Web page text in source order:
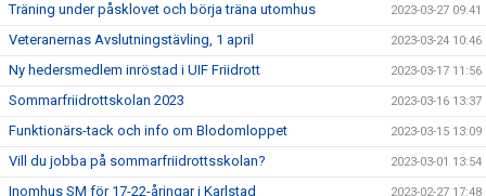
Träning under påsklovet och börja träna utomhus 2023-03-27 09:41
Veteranernas Avslutningstävling, 1 april 2023-03-24 10:46
Ny hedersmedlem inröstad i UIF Friidrott 2023-03-17 11:56
Sommarfriidrottskolan 2023 2023-03-16 13:37
Funktionärs-tack och info om Blodomloppet 2023-03-15 13:09
Vill du jobba på sommarfriidrottsskolan? 2023-03-01 13:54
Inomhus SM för 17-22-åringar i Karlstad 2023-02-27 17:48